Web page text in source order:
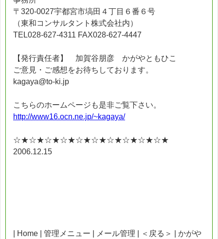
〒320-0027宇都宮市塙田４丁目６番６号
（東和コンサルタント株式会社内）
TEL028-627-4311 FAX028-627-4447
【発行責任者】 加賀谷朋彦 かがやともひこ
ご意見・ご感想をお待ちしております。
kagaya@to-ki.jp
こちらのホームページも是非ご覧下さい。
http://www16.ocn.ne.jp/~kagaya/
☆★☆★☆★☆★☆★☆★☆★☆★☆★☆★
2006.12.15
| Home | 管理メニュー | メール管理 | ＜戻る＞ | かがや